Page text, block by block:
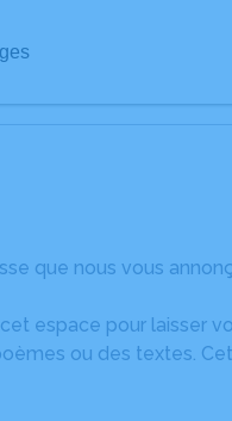
que nous vous
espace pour laisser
ou des textes.